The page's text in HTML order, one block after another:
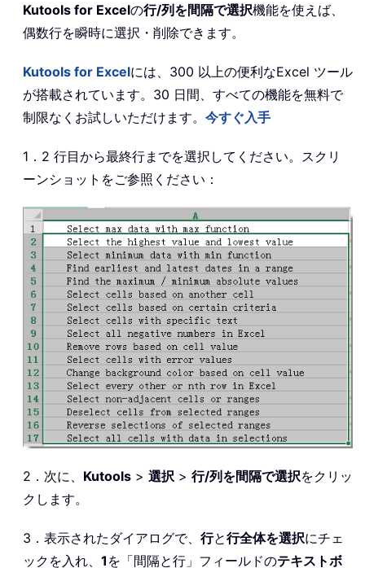
Kutools for Excelの行/列を間隔で選択機能を使えば、
偶数行を瞬時に選択・削除できます。
Kutools for Excelには、300 以上の便利なExcel ツール
が搭載されています。30 日間、すべての機能を無料で
制限なくお試しいただけます。 今すぐ入手
1．2 行目から最終行までを選択してください。スクリ
ーンショットをご参照ください：
2．次に、 Kutools > 選択 > 行/列を間隔で選択をクリッ
クします。
3．表示されたダイアログで、 行と行全体を選択にチェ
ックを入れ、 1 を「間隔と行」フィールドのテキストボ